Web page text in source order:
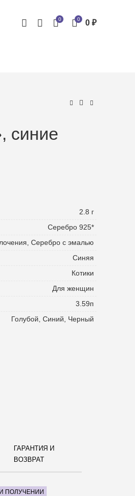
0 0 0 ₽
синие
2.8 г
Серебро 925*
Серебро с эмалью
Синяя
Котики
Для женщин
3.59п
Голубой, Синий, Черный
ГАРАНТИЯ И
ВОЗВРАТ
ПОЛУЧЕНИИ